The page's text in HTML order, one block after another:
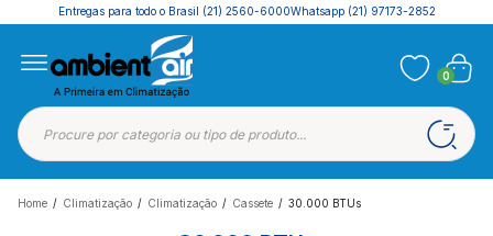
Entregas para todo o Brasil (21) 2560-6000Whatsapp (21) 97173-2852
0
Home / Climatização / Climatização / Cassete / 30.000 BTUs